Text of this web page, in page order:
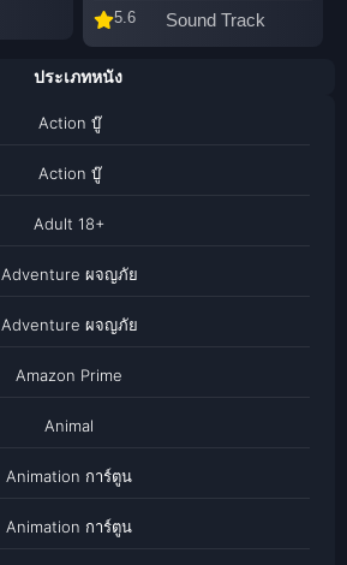
5.6 Sound Track
ประเภทหนัง
Action บู๊
Action บู๊
Adult 18+
Adventure ผจญภัย
Adventure ผจญภัย
Amazon Prime
Animal
Animation การ์ตูน
Animation การ์ตูน